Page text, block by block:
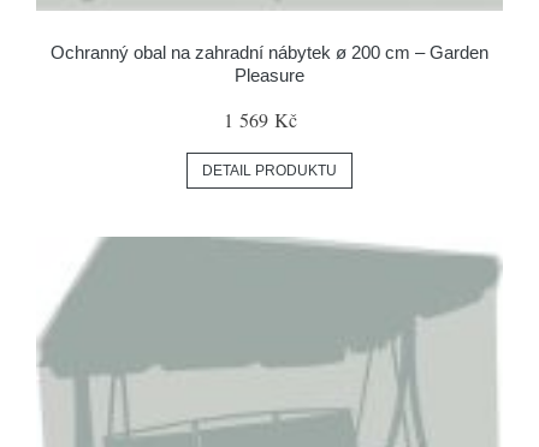
Ochranný obal na zahradní nábytek ø 200 cm – Garden
Pleasure
1 569 Kč
DETAIL PRODUKTU